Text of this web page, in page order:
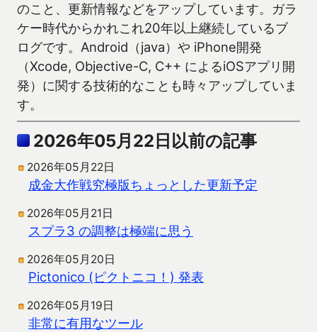
のこと、更新情報などをアップしています。ガラ
ケー時代からかれこれ20年以上継続しているブ
ログです。Android（java）や iPhone開発
（Xcode, Objective-C, C++ によるiOSアプリ開
発）に関する技術的なことも時々アップしていま
す。
2026年05月22日以前の記事
2026年05月22日
成金大作戦究極版ちょっとした更新予定
2026年05月21日
スプラ3 の調整は極端に思う
2026年05月20日
Pictonico (ピクトニコ！) 発表
2026年05月19日
非常に有用なツール